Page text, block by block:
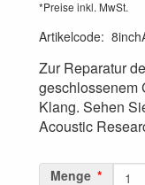
*Preise inkl. MwSt.
Artikelcode:
Zur Reparatur
geschlossenem
Klang. Sehen
Acoustic
Menge